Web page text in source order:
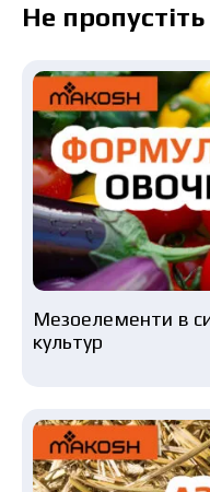
Не
Мезоелементи в
культур